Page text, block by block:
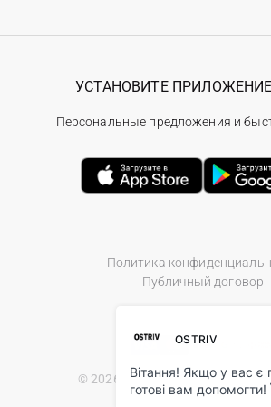
Политика
Публичный договор
© 2026 Ostriv.ua Store. All Rights
УСТАНОВИТЕ ПРИЛОЖЕНИЕ
Персональные предложения и